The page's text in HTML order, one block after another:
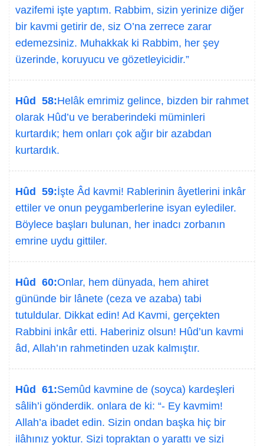
vazifemi işte yaptım. Rabbim, sizin yerinize diğer
bir kavmi getirir de, siz O’na zerrece zarar
edemezsiniz. Muhakkak ki Rabbim, her şey
üzerinde, koruyucu ve gözetleyicidir.”
Hûd 58:Helâk emrimiz gelince, bizden bir rahmet
olarak Hûd’u ve beraberindeki müminleri
kurtardık; hem onları çok ağır bir azabdan
kurtardık.
Hûd 59:İşte Âd kavmi! Rablerinin âyetlerini inkâr
ettiler ve onun peygamberlerine isyan eylediler.
Böylece başları bulunan, her inadcı zorbanın
emrine uydu gittiler.
Hûd 60:Onlar, hem dünyada, hem ahiret
gününde bir lânete (ceza ve azaba) tabi
tutuldular. Dikkat edin! Ad Kavmi, gerçekten
Rabbini inkâr etti. Haberiniz olsun! Hûd’un kavmi
âd, Allah’ın rahmetinden uzak kalmıştır.
Hûd 61:Semûd kavmine de (soyca) kardeşleri
sâlih’i gönderdik. onlara de ki: “- Ey kavmim!
Allah’a ibadet edin. Sizin ondan başka hiç bir
ilâhınız yoktur. Sizi topraktan o yarattı ve sizi